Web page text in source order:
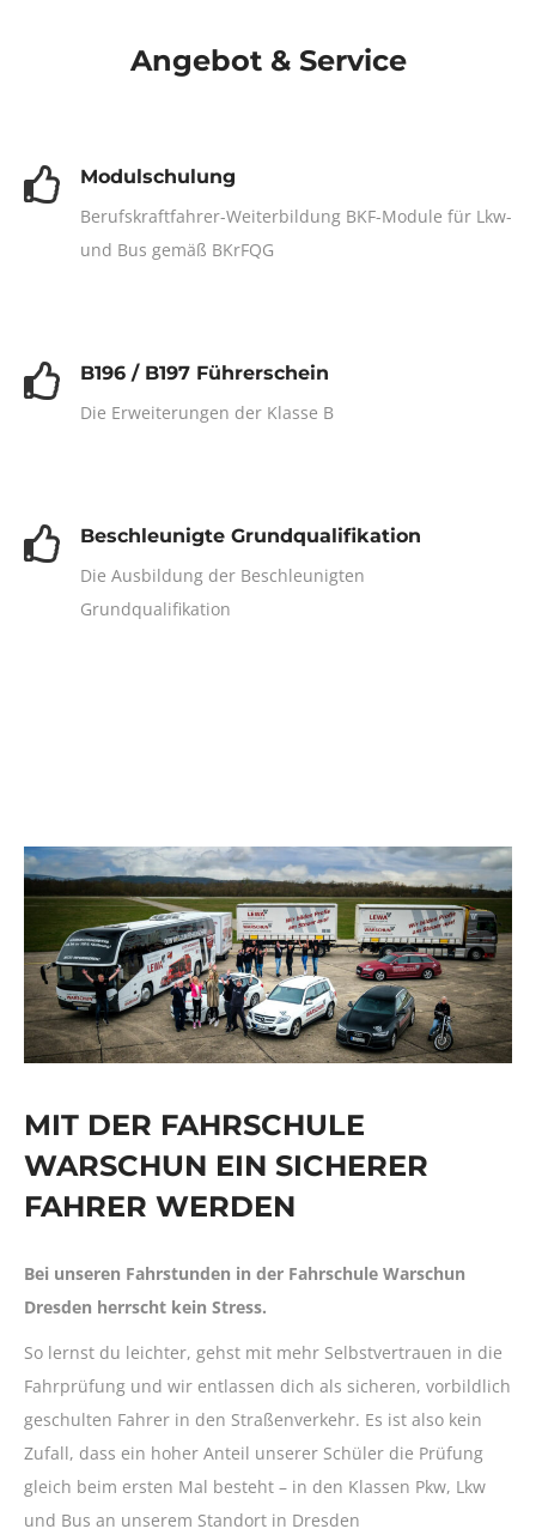
Angebot & Service
Modulschulung
Berufskraftfahrer-Weiterbildung BKF-Module für Lkw-
und Bus gemäß BKrFQG
B196 / B197 Führerschein
Die Erweiterungen der Klasse B
Beschleunigte Grundqualifikation
Die Ausbildung der Beschleunigten
Grundqualifikation
MIT DER FAHRSCHULE
WARSCHUN EIN SICHERER
FAHRER WERDEN
Bei unseren Fahrstunden in der Fahrschule Warschun
Dresden herrscht kein Stress.
So lernst du leichter, gehst mit mehr Selbstvertrauen in die
Fahrprüfung und wir entlassen dich als sicheren, vorbildlich
geschulten Fahrer in den Straßenverkehr. Es ist also kein
Zufall, dass ein hoher Anteil unserer Schüler die Prüfung
gleich beim ersten Mal besteht – in den Klassen Pkw, Lkw
und Bus an unserem Standort in Dresden